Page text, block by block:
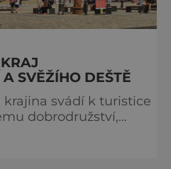
SVĚŽÍHO DEŠTĚ
svádí k turistice
dobrodružství,
uličkách.